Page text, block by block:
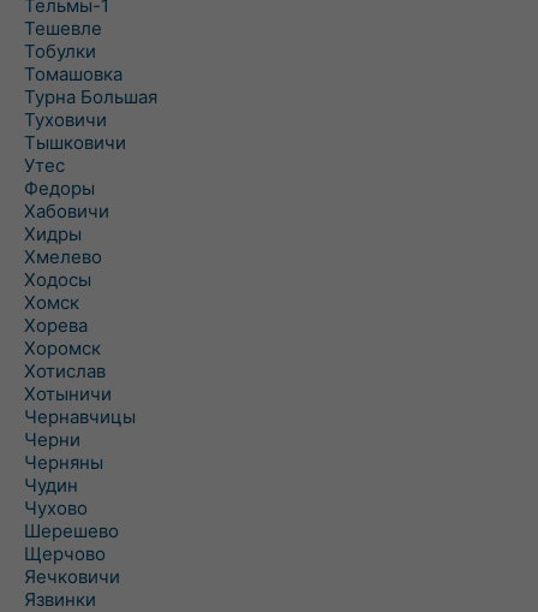
Тельмы-1
Тешевле
Тобулки
Томашовка
Турна Большая
Туховичи
Тышковичи
Утес
Федоры
Хабовичи
Хидры
Хмелево
Ходосы
Хомск
Хорева
Хоромск
Хотислав
Хотыничи
Чернавчицы
Черни
Черняны
Чудин
Чухово
Шерешево
Щерчово
Яечковичи
Язвинки